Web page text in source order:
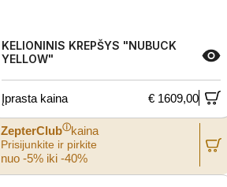
KELIONINIS KREPŠYS "NUBUCK
YELLOW"
Įprasta kaina € 1609,00
ZepterClubⓘkaina
Prisijunkite ir pirkite
nuo -5% iki -40%